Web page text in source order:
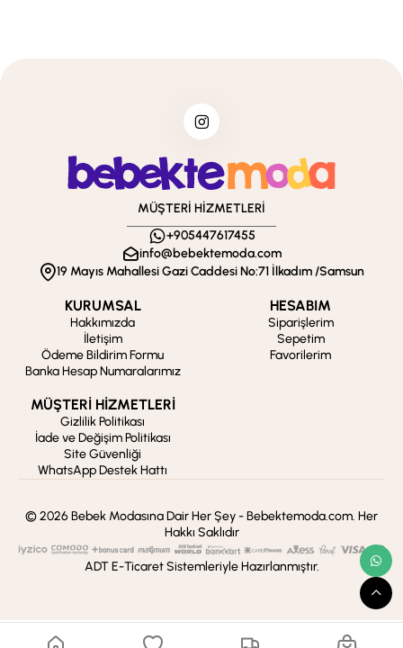
MÜŞTERİ HİZMETLERİ
+905447617455
info@bebektemoda.com
19 Mayıs Mahallesi Gazi Caddesi No:71 İlkadım /Samsun
KURUMSAL
Hakkımızda
İletişim
Ödeme Bildirim Formu
Banka Hesap Numaralarımız
HESABIM
Siparişlerim
Sepetim
Favorilerim
MÜŞTERİ HİZMETLERİ
Gizlilik Politikası
İade ve Değişim Politikası
Site Güvenliği
WhatsApp Destek Hattı
© 2026 Bebek Modasına Dair Her Şey - Bebektemoda.com. Her
Hakkı Saklıdır
ADT E-Ticaret Sistemleriyle Hazırlanmıştır.